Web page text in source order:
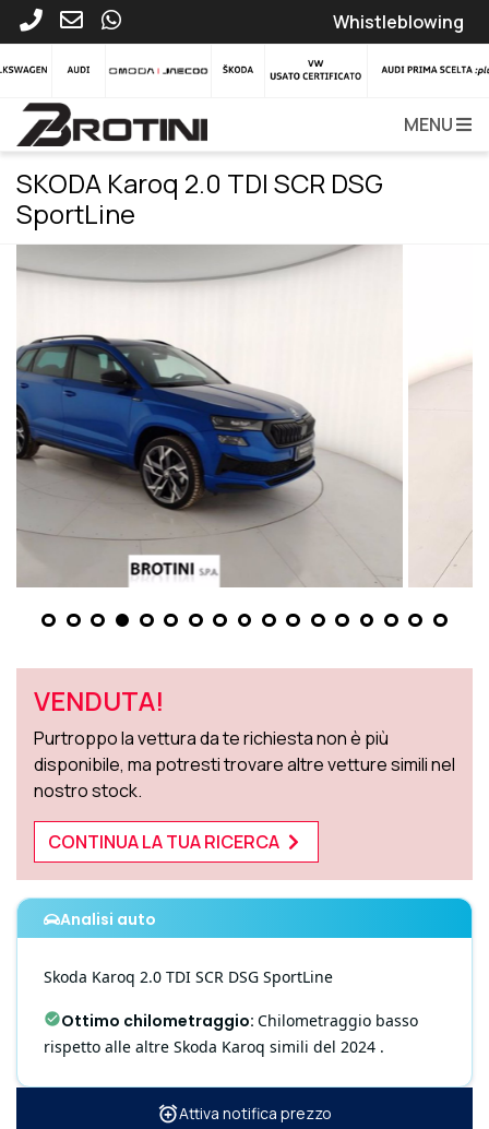
Whistleblowing
MENU
SKODA Karoq 2.0 TDI SCR DSG
SportLine
VENDUTA!
Purtroppo la vettura da te richiesta non è più
disponibile, ma potresti trovare altre vetture simili nel
nostro stock.
CONTINUA LA TUA RICERCA
Analisi auto
Skoda Karoq 2.0 TDI SCR DSG SportLine
Ottimo chilometraggio: Chilometraggio basso
rispetto alle altre Skoda Karoq simili del 2024 .
Attiva notifica prezzo